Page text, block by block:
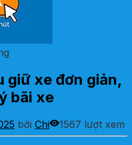
giữ xe đơn giản,
bãi xe
bởi Chi 1567 lượt xem